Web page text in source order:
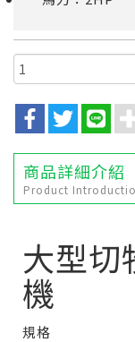
商品詳細介紹
Product
大型切
機
規格